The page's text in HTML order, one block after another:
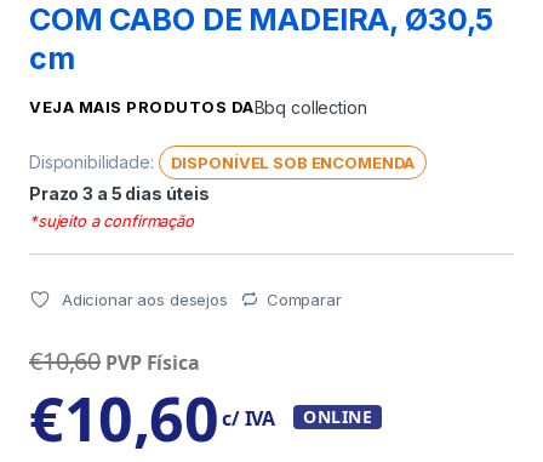
COM CABO DE MADEIRA, Ø30,5
cm
VEJA MAIS PRODUTOS DABbq collection
Disponibilidade: DISPONÍVEL SOB ENCOMENDA
Prazo 3 a 5 dias úteis
*sujeito a confirmação
Adicionar aos desejos Comparar
€10,60 PVP Física
€10,60c/ IVA ONLINE